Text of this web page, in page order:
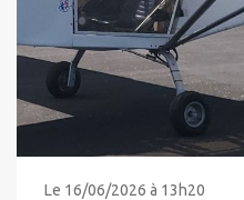
Le 16/06/2026 à 13h20